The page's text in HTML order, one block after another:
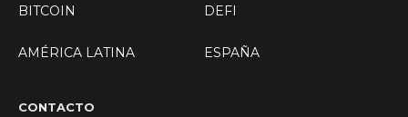
BITCOIN DEFI
AMÉRICA LATINA ESPAÑA
CONTACTO